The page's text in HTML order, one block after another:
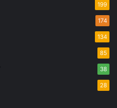
199
174
134
85
38
28